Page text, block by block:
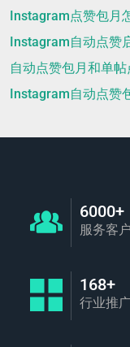
Instagram点赞包月
Instagram自动点赞
自动点赞包月和单
Instagram自动点赞
6000+
服务客户
168+
行业推